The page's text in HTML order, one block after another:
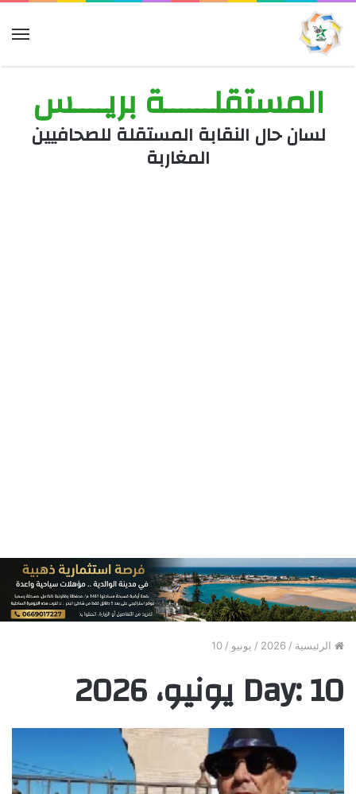
المستقلــــــة بريــــس
لسان حال النقابة المستقلة للصحافيين
المغاربة
الرئيسية /
2026
/ يونيو /
10
Day:10 يونيو، 2026